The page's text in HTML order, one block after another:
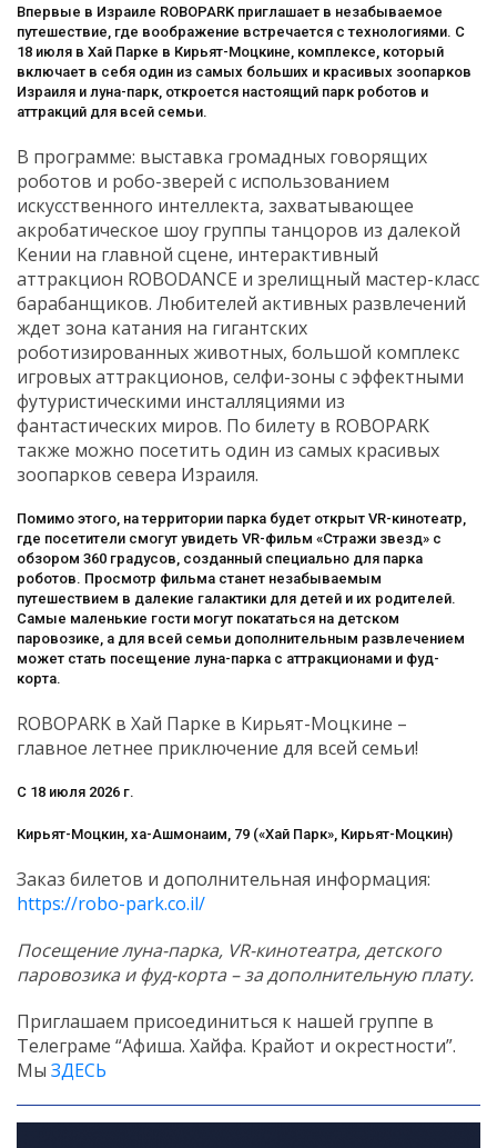
Впервые в Израиле ROBOPARK приглашает в незабываемое
путешествие, где воображение встречается с технологиями. С
18 июля в Хай Парке в Кирьят-Моцкине, комплексе, который
включает в себя один из самых больших и красивых зоопарков
Израиля и луна-парк, откроется настоящий парк роботов и
аттракций для всей семьи.
В программе: выставка громадных говорящих
роботов и робо-зверей с использованием
искусственного интеллекта, захватывающее
акробатическое шоу группы танцоров из далекой
Кении на главной сцене, интерактивный
аттракцион ROBODANCE и зрелищный мастер-класс
барабанщиков. Любителей активных развлечений
ждет зона катания на гигантских
роботизированных животных, большой комплекс
игровых аттракционов, селфи-зоны с эффектными
футуристическими инсталляциями из
фантастических миров. По билету в ROBOPARK
также можно посетить один из самых красивых
зоопарков севера Израиля.
Помимо этого, на территории парка будет открыт VR-кинотеатр,
где посетители смогут увидеть VR-фильм «Стражи звезд» с
обзором 360 градусов, созданный специально для парка
роботов. Просмотр фильма станет незабываемым
путешествием в далекие галактики для детей и их родителей.
Самые маленькие гости могут покататься на детском
паровозике, а для всей семьи дополнительным развлечением
может стать посещение луна-парка с аттракционами и фуд-
корта.
ROBOPARK в Хай Парке в Кирьят-Моцкине –
главное летнее приключение для всей семьи!
С 18 июля 2026 г.
Кирьят-Моцкин, ха-Ашмонаим, 79 («Хай Парк», Кирьят-Моцкин)
Заказ билетов и дополнительная информация:
https://robo-park.co.il/
Посещение луна-парка, VR-кинотеатра, детского
паровозика и фуд-корта – за дополнительную плату.
Приглашаем присоединиться к нашей группе в
Телеграме “Афиша. Хайфа. Крайот и окрестности”.
Мы ЗДЕСЬ